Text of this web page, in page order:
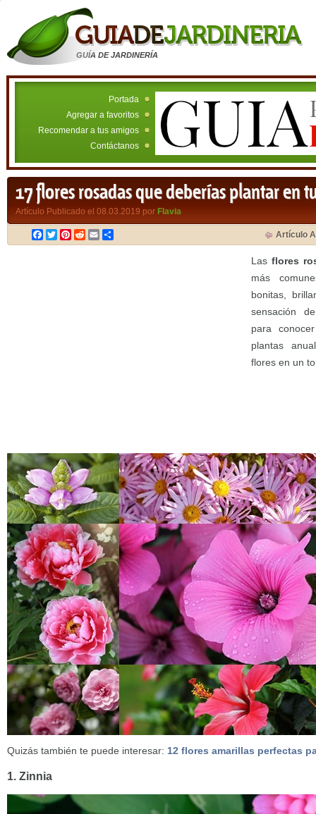
GUÍA DE JARDINERÍA
Portada
Agregar a favoritos
Recomendar a tus amigos
Contáctanos
17 flores rosadas que deberías plantar en
Artículo Publicado el 08.03.2019 por Flavia
Facebook
TwitterPinterest
RedditEmail Artículo
Las flores
más
bonitas,
sensación
para
plantas
flores en un
Quizás también te puede interesar: 12 flores amarillas perfectas
1. Zinnia